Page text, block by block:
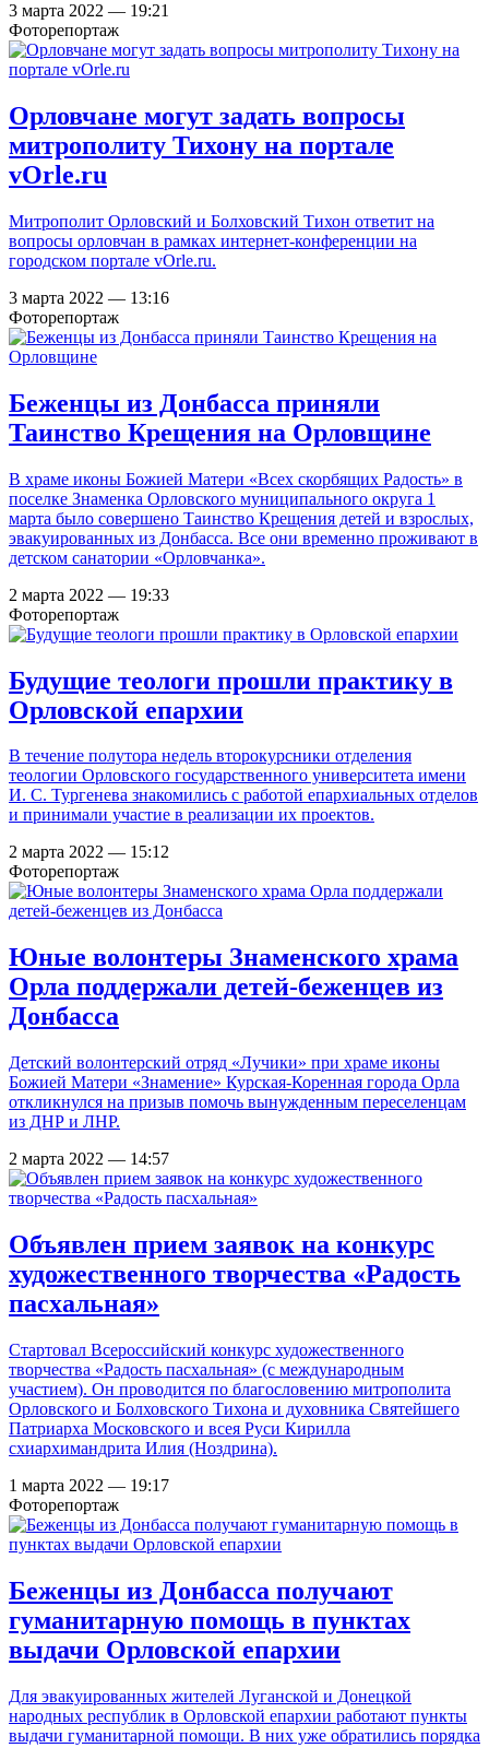
3 марта 2022 — 19:21
Фоторепортаж
Орловчане могут задать вопросы
митрополиту Тихону на портале
vOrle.ru
Митрополит Орловский и Болховский Тихон ответит на
вопросы орловчан в рамках интернет-конференции на
городском портале vOrle.ru.
3 марта 2022 — 13:16
Фоторепортаж
Беженцы из Донбасса приняли
Таинство Крещения на Орловщине
В храме иконы Божией Матери «Всех скорбящих Радость» в
поселке Знаменка Орловского муниципального округа 1
марта было совершено Таинство Крещения детей и взрослых,
эвакуированных из Донбасса. Все они временно проживают в
детском санатории «Орловчанка».
2 марта 2022 — 19:33
Фоторепортаж
Будущие теологи прошли практику в
Орловской епархии
В течение полутора недель второкурсники отделения
теологии Орловского государственного университета имени
И. С. Тургенева знакомились с работой епархиальных отделов
и принимали участие в реализации их проектов.
2 марта 2022 — 15:12
Фоторепортаж
Юные волонтеры Знаменского храма
Орла поддержали детей-беженцев из
Донбасса
Детский волонтерский отряд «Лучики» при храме иконы
Божией Матери «Знамение» Курская-Коренная города Орла
откликнулся на призыв помочь вынужденным переселенцам
из ДНР и ЛНР.
2 марта 2022 — 14:57
Объявлен прием заявок на конкурс
художественного творчества «Радость
пасхальная»
Стартовал Всероссийский конкурс художественного
творчества «Радость пасхальная» (с международным
участием). Он проводится по благословению митрополита
Орловского и Болховского Тихона и духовника Святейшего
Патриарха Московского и всея Руси Кирилла
схиархимандрита Илия (Ноздрина).
1 марта 2022 — 19:17
Фоторепортаж
Беженцы из Донбасса получают
гуманитарную помощь в пунктах
выдачи Орловской епархии
Для эвакуированных жителей Луганской и Донецкой
народных республик в Орловской епархии работают пункты
выдачи гуманитарной помощи. В них уже обратились порядка